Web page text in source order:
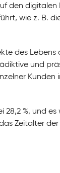
den digitalen
wie z. B.
des
und
Kunden
%, und
Zeitalter